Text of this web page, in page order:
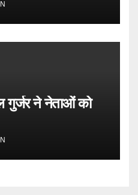
गुर्जर ने नेताओं को